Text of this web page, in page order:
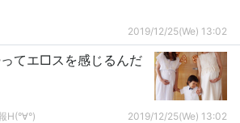
2019/12/25(We) 13:02
ってエ□スを感じるんだ
H(°∀°) 2019/12/25(We) 13:02